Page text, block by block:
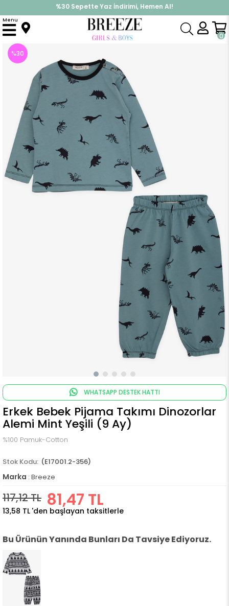
%30 Sepette Yaz İndirimi, Hemen Al!
İndirimlere ek %10 İndirimi Kap, Hemen Üye Ol!
0
Menu
Anasayfa Pijama & İç Giyim ERKEK Pijama Takımı
%30
WHATSAPP DESTEK HATTI
Erkek Bebek Pijama Takımı Dinozorlar
Alemi Mint Yeşili (9 Ay)
%100 Pamuk-Cotton
(E17001.2-356)
Marka : Breeze
117,12 TL 81,47 TL
13,58 TL 'den başlayan taksitlerle
Bu Ürünün Yanında Bunları Da Tavsiye Ediyoruz.